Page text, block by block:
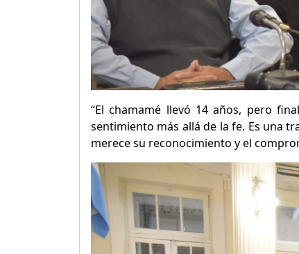
“El chamamé llevó 14 años, pero
sentimiento más allá de la fe. Es una
merece su reconocimiento y el